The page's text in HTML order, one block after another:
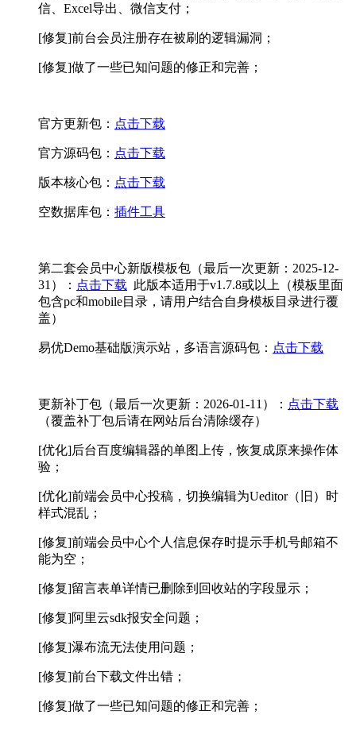
信、Excel导出、微信支付；
[修复]前台会员注册存在被刷的逻辑漏洞；
[修复]做了一些已知问题的修正和完善；
官方更新包： 点击下载
官方源码包： 点击下载
版本核心包： 点击下载
空数据库包： 插件工具
第二套会员中心新版模板包（最后一次更新：2025-12-
31）： 点击下载 此版本适用于v1.7.8或以上（模板里面
包含pc和mobile目录，请用户结合自身模板目录进行覆
盖）
易优Demo基础版演示站，多语言源码包： 点击下载
更新补丁包（最后一次更新：2026-01-11）： 点击下载
（覆盖补丁包后请在网站后台清除缓存）
[优化]后台百度编辑器的单图上传，恢复成原来操作体
验；
[优化]前端会员中心投稿，切换编辑为Ueditor（旧）时
样式混乱；
[修复]前端会员中心个人信息保存时提示手机号邮箱不
能为空；
[修复]留言表单详情已删除到回收站的字段显示；
[修复]阿里云sdk报安全问题；
[修复]瀑布流无法使用问题；
[修复]前台下载文件出错；
[修复]做了一些已知问题的修正和完善；